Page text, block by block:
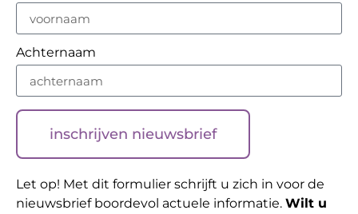
Achternaam
inschrijven nieuwsbrief
Let op! Met dit formulier schrijft u zich in voor de
nieuwsbrief boordevol actuele informatie. Wilt u